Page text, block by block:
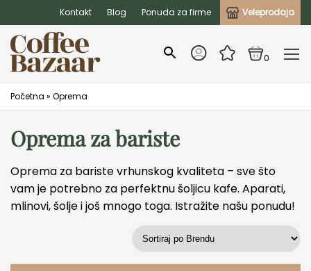
Kontakt Blog Ponuda za firme Veleprodaja
0
Početna » Oprema
Oprema za bariste
Oprema za bariste vrhunskog kvaliteta – sve što
vam je potrebno za perfektnu šoljicu kafe. Aparati,
mlinovi, šolje i još mnogo toga. Istražite našu ponudu!